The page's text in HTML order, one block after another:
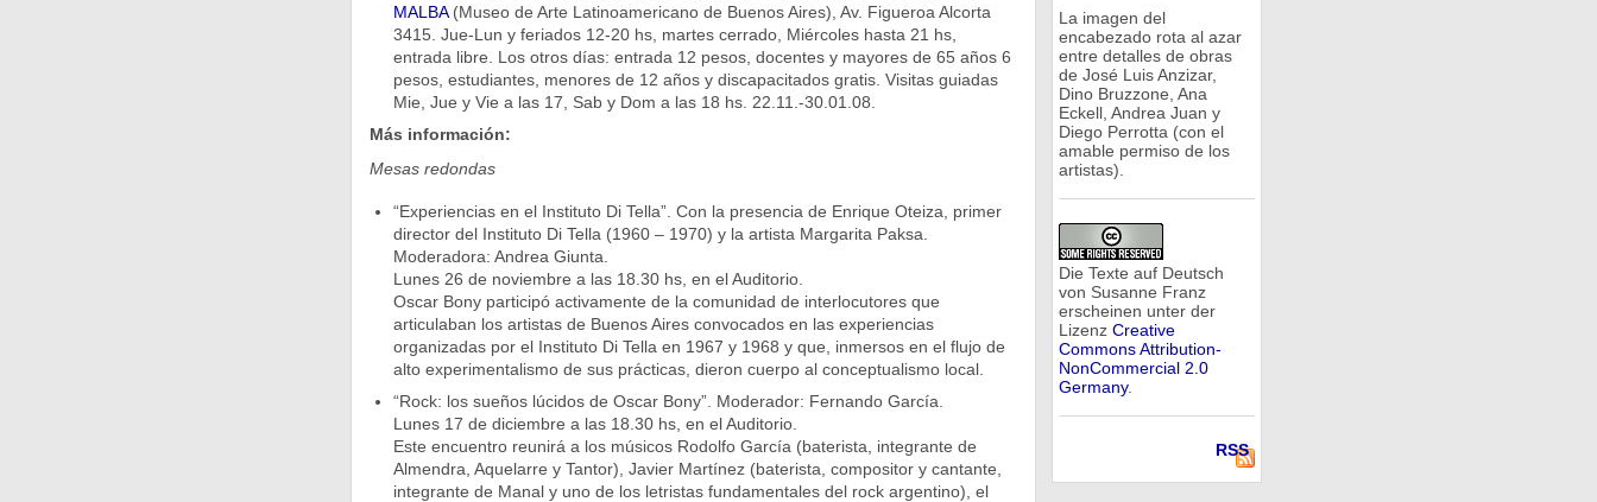
MALBA(Museo de Arte Latinoamericano de Buenos Aires), Av. Figueroa Alcorta
3415. Jue-Lun y feriados 12-20 hs, martes cerrado, Miércoles hasta 21 hs,
entrada libre. Los otros días: entrada 12 pesos, docentes y mayores de 65 años 6
pesos, estudiantes, menores de 12 años y discapacitados gratis. Visitas guiadas
Mie, Jue y Vie a las 17, Sab y Dom a las 18 hs. 22.11.-30.01.08.
Más información:
Mesas redondas
“Experiencias en el Instituto Di Tella”. Con la presencia de Enrique Oteiza, primer
director del Instituto Di Tella (1960 – 1970) y la artista Margarita Paksa.
Moderadora: Andrea Giunta.
Lunes 26 de noviembre a las 18.30 hs, en el Auditorio.
Oscar Bony participó activamente de la comunidad de interlocutores que
articulaban los artistas de Buenos Aires convocados en las experiencias
organizadas por el Instituto Di Tella en 1967 y 1968 y que, inmersos en el flujo de
alto experimentalismo de sus prácticas, dieron cuerpo al conceptualismo local.
“Rock: los sueños lúcidos de Oscar Bony”. Moderador: Fernando García.
Lunes 17 de diciembre a las 18.30 hs, en el Auditorio.
Este encuentro reunirá a los músicos Rodolfo García (baterista, integrante de
Almendra, Aquelarre y Tantor), Javier Martínez (baterista, compositor y cantante,
integrante de Manal y uno de los letristas fundamentales del rock argentino), el
La imagen del
encabezado rota al azar
entre detalles de obras
de José Luis Anzizar,
Dino Bruzzone, Ana
Eckell, Andrea Juan y
Diego Perrotta (con el
amable permiso de los
artistas).
Die Texte auf Deutsch
von Susanne Franz
erscheinen unter der
Lizenz Creative
Commons Attribution-
NonCommercial 2.0
Germany.
RSS